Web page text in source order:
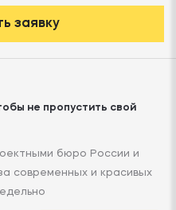
заявку
не пропустить свой
бюро России и
современных и красивых